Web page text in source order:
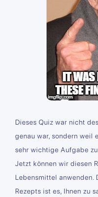
Dieses Quiz war nicht
genau war, sondern weil
sehr wichtige Aufgabe
Jetzt können wir diesen
Lebensmittel anwenden.
Rezepts ist es, Ihnen zu